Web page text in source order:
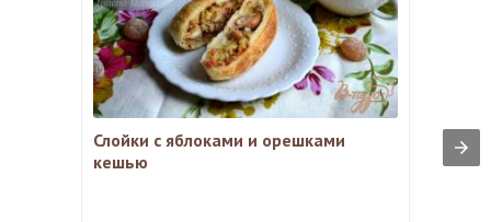
Слойки с яблоками и орешками
кешью